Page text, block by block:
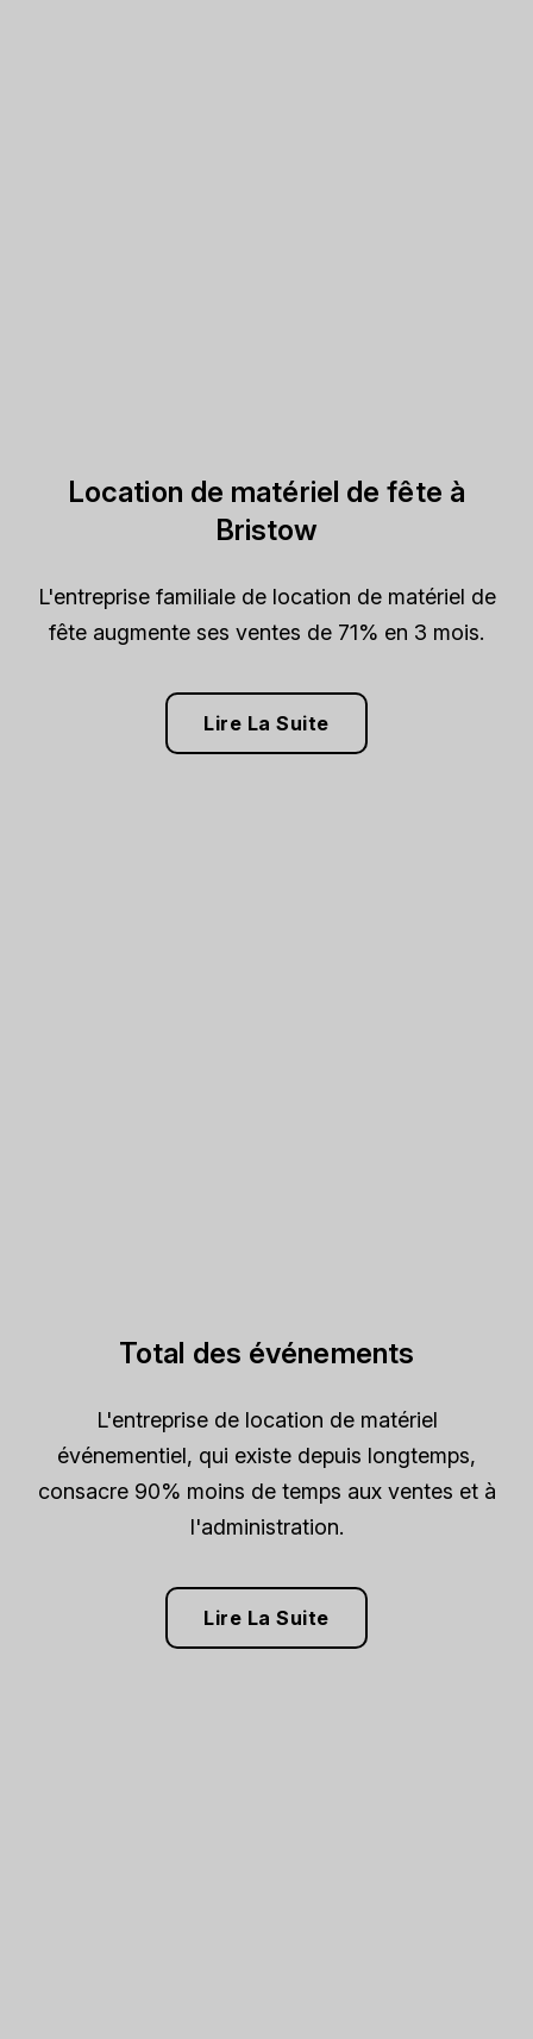
Location de matériel de fête à
Bristow
L'entreprise familiale de location de matériel de
fête augmente ses ventes de 71% en 3 mois.
Lire La Suite
Total des événements
L'entreprise de location de matériel
événementiel, qui existe depuis longtemps,
consacre 90% moins de temps aux ventes et à
l'administration.
Lire La Suite